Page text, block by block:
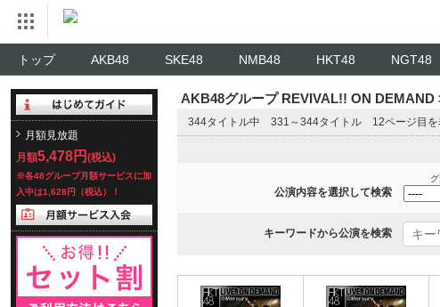
トップ AKB48 SKE48 NMB48 HKT48 NGT48
月額見放題
月額5,478円 (税込)
※各48グループ月額サービスに加
入中は1,628円（税込）！
AKB48グループ REVIVAL!! ON DEMAND
344タイトル中 331～344タイトル 12ページ目を
公演内容を選択して検索
キーワードから公演を検索